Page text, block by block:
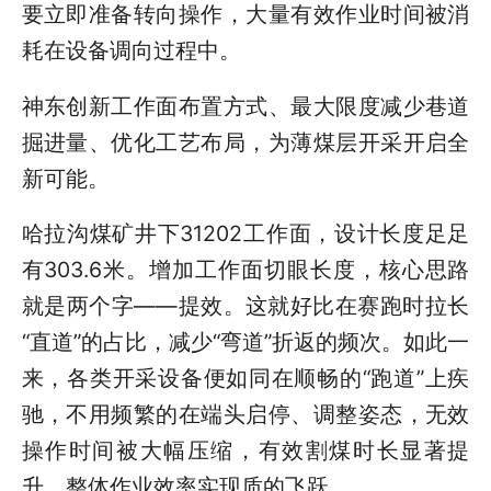
要立即准备转向操作，大量有效作业时间被消
耗在设备调向过程中。
神东创新工作面布置方式、最大限度减少巷道
掘进量、优化工艺布局，为薄煤层开采开启全
新可能。
哈拉沟煤矿井下31202工作面，设计长度足足
有303.6米。增加工作面切眼长度，核心思路
就是两个字——提效。这就好比在赛跑时拉长
“直道”的占比，减少“弯道”折返的频次。如此一
来，各类开采设备便如同在顺畅的“跑道”上疾
驰，不用频繁的在端头启停、调整姿态，无效
操作时间被大幅压缩，有效割煤时长显著提